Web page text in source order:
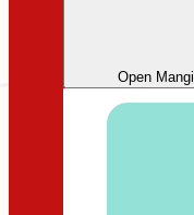
Open Mangi